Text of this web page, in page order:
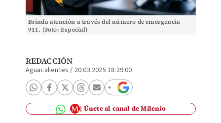
Brinda atención a través del número de emergencia
911. (Foto: Especial)
REDACCIÓN
Aguacalientes / 20.03.2025 18:29:00
Únete al canal de Milenio